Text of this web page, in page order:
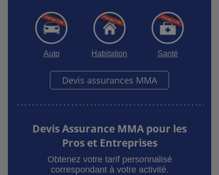
Auto Habitation Santé
Devis assurances MMA
Devis Assurance MMA pour les
Pros et Entreprises
Obtenez votre tarif personnalisé
correspondant à votre activité.